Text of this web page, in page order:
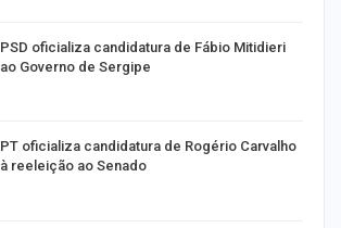
PSD oficializa candidatura de Fábio Mitidieri
ao Governo de Sergipe
PT oficializa candidatura de Rogério Carvalho
à reeleição ao Senado